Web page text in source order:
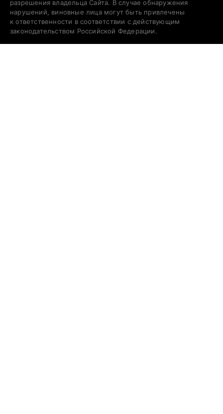
разрешения владельца Сайта. В случае обнаружения
нарушений, виновные лица могут быть привлечены
к ответственности в соответствии с действующим
законодательством Российской Федерации.